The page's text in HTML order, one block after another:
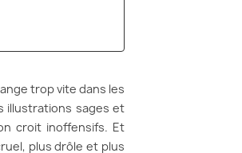
trop vite dans les
illustrations sages et
croit inoffensifs. Et
plus drôle et plus